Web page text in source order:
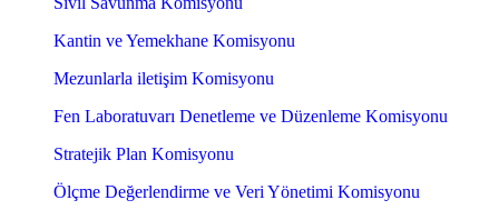
Kantin ve Yemekhane Komisyonu
Mezunlarla iletişim Komisyonu
Fen Laboratuvarı Denetleme ve Düzenleme Komisyonu
Stratejik Plan Komisyonu
Ölçme Değerlendirme ve Veri Yönetimi Komisyonu